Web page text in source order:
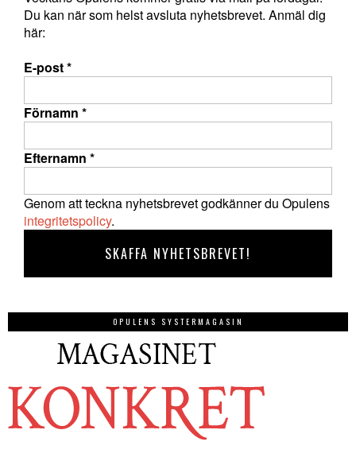
Du kan när som helst avsluta nyhetsbrevet. Anmäl dig
här:
E-post*
Förnamn *
Efternamn *
Genom att teckna nyhetsbrevet godkänner du Opulens
integritetspolicy.
OPULENS SYSTERMAGASIN